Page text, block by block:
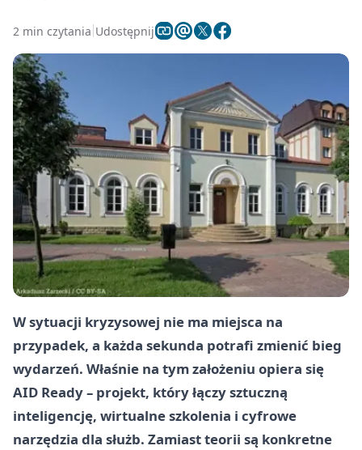
2 min czytania Udostępnij
W sytuacji kryzysowej nie ma miejsca na
przypadek, a każda sekunda potrafi zmienić bieg
wydarzeń. Właśnie na tym założeniu opiera się
AID Ready – projekt, który łączy sztuczną
inteligencję, wirtualne szkolenia i cyfrowe
narzędzia dla służb. Zamiast teorii są konkretne